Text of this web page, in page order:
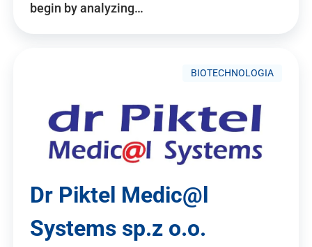
begin by analyzing…
BIOTECHNOLOGIA
Dr Piktel Medic@l
Systems sp.z o.o.